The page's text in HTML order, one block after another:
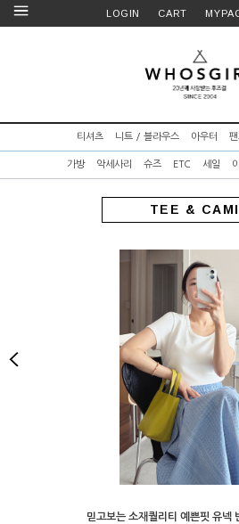
LOGIN CART
티셔츠 니트 / 블라우스 아우터
가방 악세사리 슈즈 ETC 세일
TEE &
믿고보는 소재퀄리티 예쁜핏 유넥